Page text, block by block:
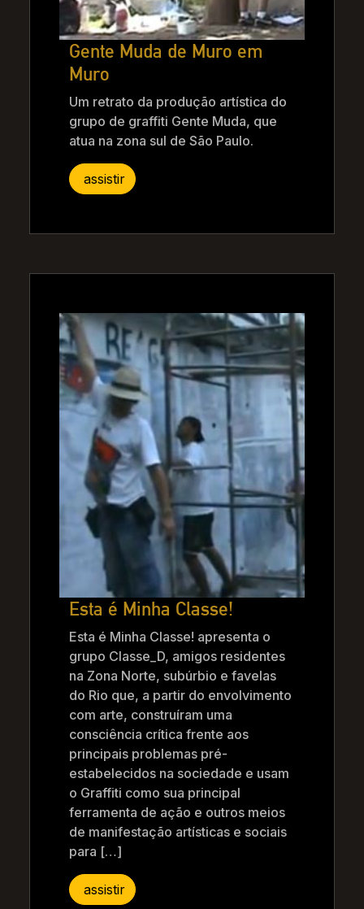
Gente Muda de Muro em
Muro
Um retrato da produção artística do
grupo de graffiti Gente Muda, que
atua na zona sul de São Paulo.
assistir
Esta é Minha Classe!
Esta é Minha Classe! apresenta o
grupo Classe_D, amigos residentes
na Zona Norte, subúrbio e favelas
do Rio que, a partir do envolvimento
com arte, construíram uma
consciência crítica frente aos
principais problemas pré-
estabelecidos na sociedade e usam
o Graffiti como sua principal
ferramenta de ação e outros meios
de manifestação artísticas e sociais
para […]
assistir